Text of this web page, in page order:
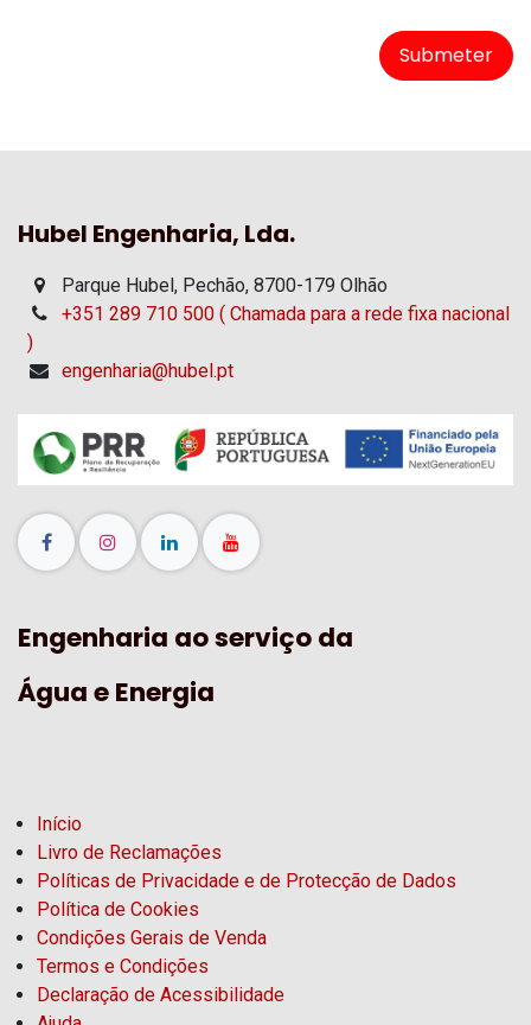
Submeter
Hubel Engenharia, Lda.
Parque Hubel, Pechão, 8700-179 Olhão
+351 289 710 500 ( Chamada para a rede fixa nacional
)
engenharia@hubel.pt
Engenharia ao serviço da
Água e Energia
Início
Livro de Reclamações
Políticas de Privacidade e de Protecção de Dados
Política de Cookies
Condições Gerais de Venda
Termos e Condições
Declaração de Acessibilidade